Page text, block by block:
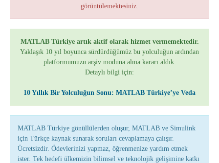
görüntülemektesiniz.
MATLAB Türkiye artık aktif olarak hizmet vermemektedir.
Yaklaşık 10 yıl boyunca sürdürdüğümüz bu yolculuğun ardından
platformumuzu arşiv moduna alma kararı aldık.
Detaylı bilgi için:
10 Yıllık Bir Yolculuğun Sonu: MATLAB Türkiye’ye Veda
MATLAB Türkiye gönüllülerden oluşur, MATLAB ve Simulink
için Türkçe kaynak sunarak soruları cevaplamaya çalışır.
Ücretsizdir. Ödevlerinizi yapmaz, öğrenmenize yardım etmek
ister. Tek hedefi ülkemizin bilimsel ve teknolojik gelişimine katkı